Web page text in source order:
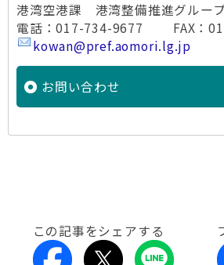
港湾空港課 港湾整備推進グルー
電話：017-734-9677 FAX：
kowan@pref.aomori.lg.jp
お問い合わせ
この記事をシェアする